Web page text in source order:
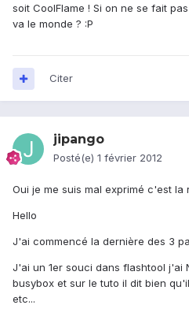
soit CoolFlame ! Si on ne se fait
va le monde ? :P
Citer
jipango
Posté(e) 1 février 2012
Oui je me suis mal exprimé c'est la
Hello
J'ai commencé la dernière des 3
J'ai un 1er souci dans flashtool j'ai
busybox et sur le tuto il dit bien
etc...